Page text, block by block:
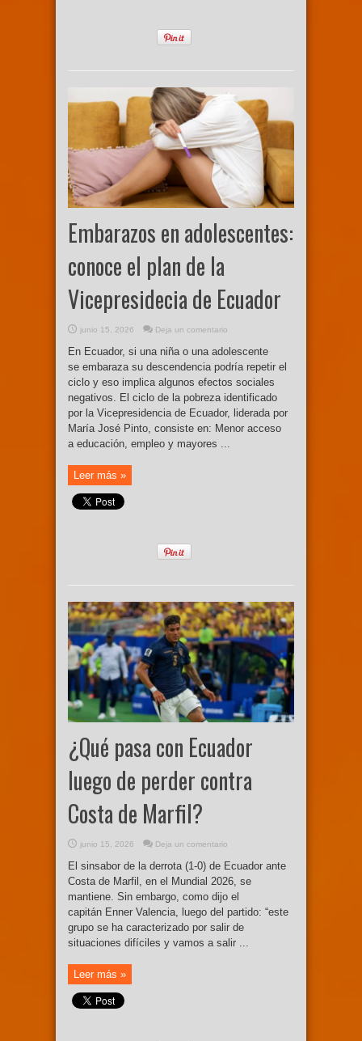
Embarazos en adolescentes:
conoce el plan de la
Vicepresidecia de Ecuador
junio 15, 2026 Deja un comentario
En Ecuador, si una niña o una adolescente
se embaraza su descendencia podría repetir el
ciclo y eso implica algunos efectos sociales
negativos. El ciclo de la pobreza identificado
por la Vicepresidencia de Ecuador, liderada por
María José Pinto, consiste en: Menor acceso
a educación, empleo y mayores ...
Leer más »
¿Qué pasa con Ecuador
luego de perder contra
Costa de Marfil?
junio 15, 2026 Deja un comentario
El sinsabor de la derrota (1-0) de Ecuador ante
Costa de Marfil, en el Mundial 2026, se
mantiene. Sin embargo, como dijo el
capitán Enner Valencia, luego del partido: “este
grupo se ha caracterizado por salir de
situaciones difíciles y vamos a salir ...
Leer más »